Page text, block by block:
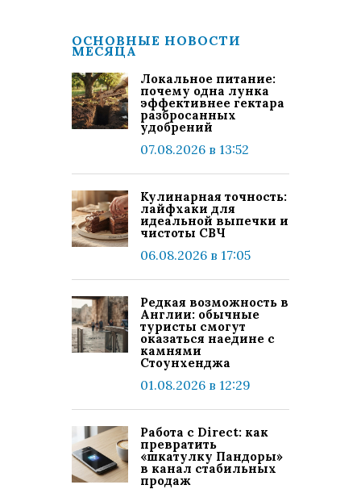
ОСНОВНЫЕ НОВОСТИ
МЕСЯЦА
Локальное питание:
почему одна лунка
эффективнее гектара
разбросанных
удобрений
07.08.2026 в 13:52
Кулинарная точность:
лайфхаки для
идеальной выпечки и
чистоты СВЧ
06.08.2026 в 17:05
Редкая возможность в
Англии: обычные
туристы смогут
оказаться наедине с
камнями
Стоунхенджа
01.08.2026 в 12:29
Работа с Direct: как
превратить
«шкатулку Пандоры»
в канал стабильных
продаж